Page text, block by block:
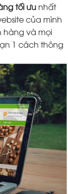
tối ưu nhất
của mình
hàng và mọi
1 cách thông